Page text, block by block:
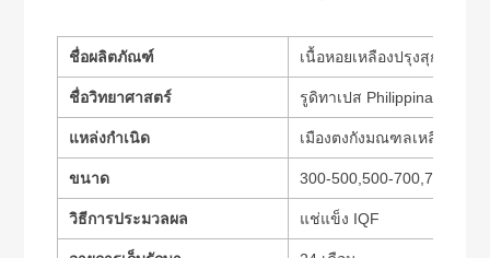
ชื่อผลิตภัณฑ์ เนื้อหอยเหลืองปรุงสุก IQF
ชื่อวิทยาศาสตร์ รูดิทาเปส Philippinarum
แหล่งกำเนิด เมืองตงกังมณฑลเหลียวหนิง
ขนาด 300-500,500-700,700-
วิธีการประมวลผล แช่แข็ง IQF